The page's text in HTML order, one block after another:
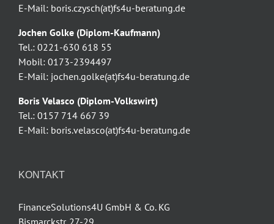
E-Mail: boris.czysch(at)fs4u-beratung.de
Jochen Golke (Diplom-Kaufmann)
Tel.: 0221-630 618 55
Mobil: 0173-2394497
E-Mail: jochen.golke(at)fs4u-beratung.de
Boris Velasco (Diplom-Volkswirt)
Tel.: 0157 714 667 39
E-Mail: boris.velasco(at)fs4u-beratung.de
KONTAKT
FinanceSolutions4U GmbH & Co. KG